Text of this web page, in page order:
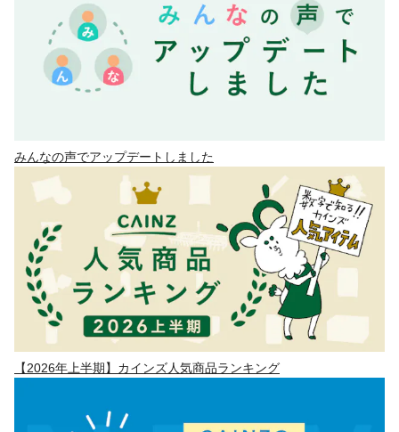
みんなの声でアップデートしました
【2026年上半期】カインズ人気商品ランキング